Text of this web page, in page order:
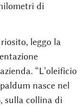
di
leggo la
“L’oleificio
nasce nel
sulla collina di